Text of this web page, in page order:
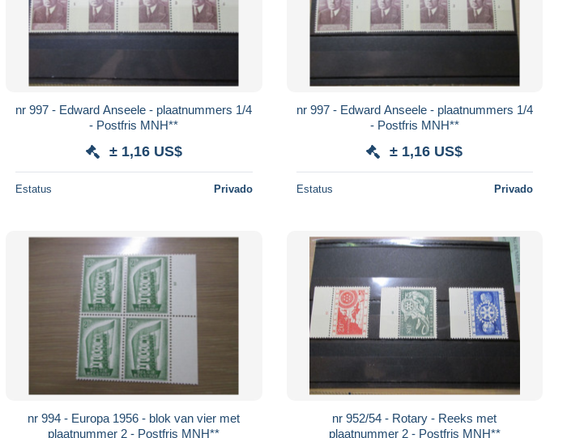
nr 997 - Edward Anseele - plaatnummers 1/4
- Postfris MNH**
± 1,16 US$
Estatus Privado
nr 997 - Edward Anseele - plaatnummers 1/4
- Postfris MNH**
± 1,16 US$
Estatus Privado
nr 994 - Europa 1956 - blok van vier met
plaatnummer 2 - Postfris MNH**
nr 952/54 - Rotary - Reeks met
plaatnummer 2 - Postfris MNH**